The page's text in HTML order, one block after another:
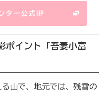
ター公式HP
ポイント「吾妻小富
山で、地元では、残雪の